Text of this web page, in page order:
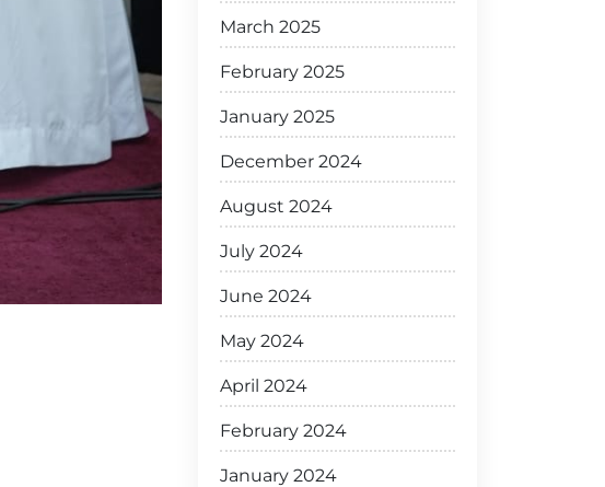
March 2025
February 2025
January 2025
December 2024
August 2024
July 2024
June 2024
May 2024
April 2024
February 2024
January 2024